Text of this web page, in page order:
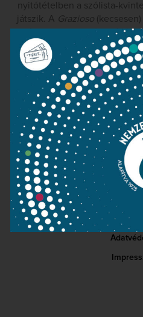
nyitótételben a szólista-
játszik. A Grazioso
után, a szellemes
poént tartogat: a polifon
hallhatóan, mintegy
a klarinéton egy közismert
sőt a tétel végén a
Közérdekű